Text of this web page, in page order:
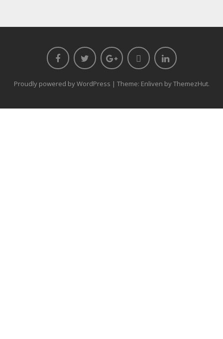
Proudly powered by WordPress | Theme: Enliven byThemezHut.